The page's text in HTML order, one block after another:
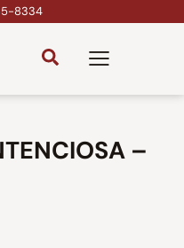
8334
–